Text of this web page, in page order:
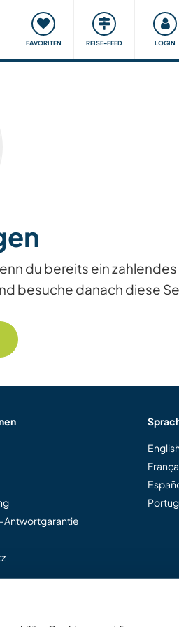
FAVORITEN REISE-FEED LOGIN
Reisen & Lernen Unsere
du bereits ein
besuche danach diese
English